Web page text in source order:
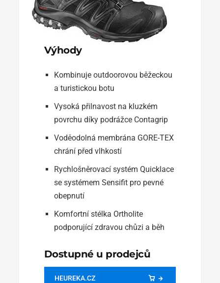
Výhody
Kombinuje outdoorovou běžeckou
a turistickou botu
Vysoká přilnavost na kluzkém
povrchu díky podrážce Contagrip
Voděodolná membrána GORE-TEX
chrání před vlhkostí
Rychlošněrovací systém Quicklace
se systémem Sensifit pro pevné
obepnutí
Komfortní stélka Ortholite
podporující zdravou chůzi a běh
Dostupné u prodejců
HEUREKA.CZ